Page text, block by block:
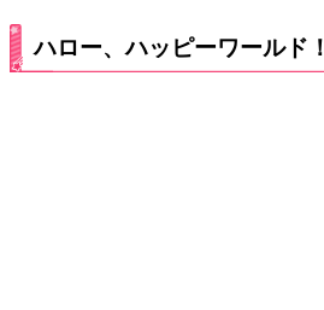
ハロー、ハッピーワールド！